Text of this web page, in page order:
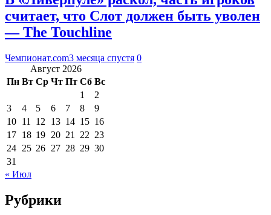
считает, что Слот должен быть уволен
— The Touchline
Чемпионат.com3 месяца спустя 0
Август 2026
Пн Вт Ср Чт Пт Сб Вс
1
2
3
4 5 6 7 8
9
10 11 12 13 14 15 16
17 18 19 20 21 22 23
24 25 26 27 28 29 30
31
« Июл
Рубрики